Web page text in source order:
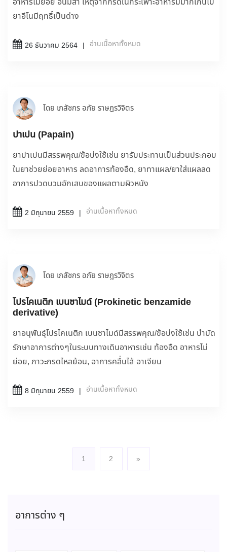
ยาอีโนมีฤทธิ์เป็นด่าง
26 ธันวาคม 2564 อ่านเนื้อหาทั้งหมด
โดย เภสัชกร อภัย ราษฎรวิจิตร
ปาเปน (Papain)
ยาปาเปนมีสรรพคุณ/ข้อบ่งใช้เช่น ยารับประทานเป็นส่วนประกอบ
ในยาช่วยย่อยอาหาร ลดอาการท้องอืด, ยาทาแผล/ยาใส่แผลลด
อาการปวดบวมอักเสบของแผลตามผิวหนัง
2 มิถุนายน 2559 อ่านเนื้อหาทั้งหมด
โดย เภสัชกร อภัย ราษฎรวิจิตร
โปรไคเนติก เบนซาไมด์ (Prokinetic benzamide
derivative)
ยาอนุพันธุ์โปรไคเนติก เบนซาไมด์มีสรรพคุณ/ข้อบ่งใช้เช่น บำบัด
รักษาอาการต่างๆในระบบทางเดินอาหารเช่น ท้องอืด อาหารไม่
ย่อย, ภาวะกรดไหลย้อน, อาการคลื่นไส้-อาเจียน
8 มิถุนายน 2559 อ่านเนื้อหาทั้งหมด
1 (current)2 »
อาการต่าง ๆ